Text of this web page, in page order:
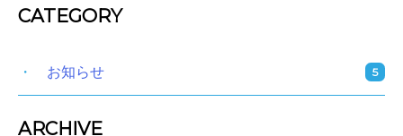
CATEGORY
お知らせ 5
ARCHIVE